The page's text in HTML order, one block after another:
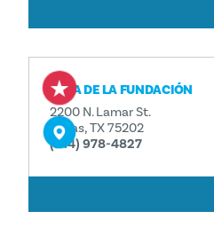
SALA DE LA FUNDACIÓN
2200 N. Lamar St.
Dallas, TX 75202
(214) 978-4827